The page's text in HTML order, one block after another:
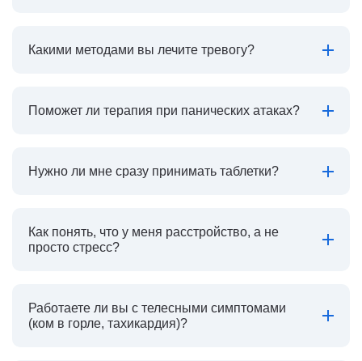
Какими методами вы лечите тревогу?
Поможет ли терапия при панических атаках?
Нужно ли мне сразу принимать таблетки?
Как понять, что у меня расстройство, а не
просто стресс?
Работаете ли вы с телесными симптомами
(ком в горле, тахикардия)?